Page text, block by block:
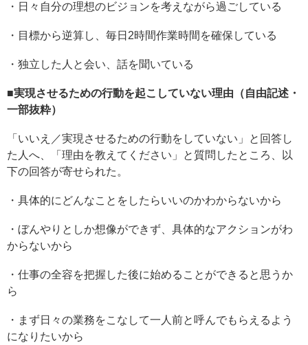
・日々自分の理想のビジョンを考えながら過ごしている
・目標から逆算し、毎日2時間作業時間を確保している
・独立した人と会い、話を聞いている
■実現させるための行動を起こしていない理由（自由記述・
一部抜粋）
「いいえ／実現させるための行動をしていない」と回答し
た人へ、「理由を教えてください」と質問したところ、以
下の回答が寄せられた。
・具体的にどんなことをしたらいいのかわからないから
・ぼんやりとしか想像ができず、具体的なアクションがわ
からないから
・仕事の全容を把握した後に始めることができると思うか
ら
・まず日々の業務をこなして一人前と呼んでもらえるよう
になりたいから